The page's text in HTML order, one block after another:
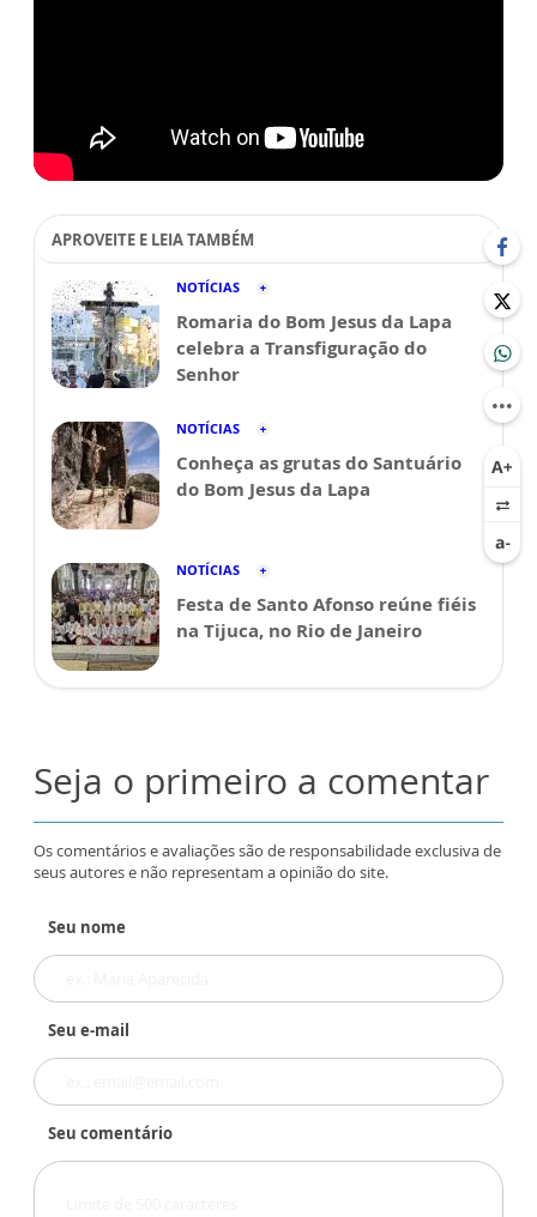
APROVEITE E LEIA TAMBÉM
NOTÍCIAS
Romaria do Bom Jesus da Lapa
celebra a Transfiguração do
Senhor
NOTÍCIAS
Conheça as grutas do Santuário
do Bom Jesus da Lapa
NOTÍCIAS
Festa de Santo Afonso reúne fiéis
na Tijuca, no Rio de Janeiro
Seja o primeiro a comentar
Os comentários e avaliações são de responsabilidade exclusiva de
seus autores e não representam a opinião do site.
Seu nome
Seu e-mail
Seu comentário